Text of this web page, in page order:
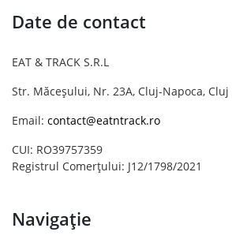
Date de contact
EAT & TRACK S.R.L
Str. Măceșului, Nr. 23A, Cluj-Napoca, Cluj
Email: contact@eatntrack.ro
CUI: RO39757359
Registrul Comerțului: J12/1798/2021
Navigație